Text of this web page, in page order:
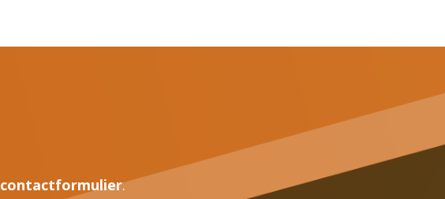
contactformulier.